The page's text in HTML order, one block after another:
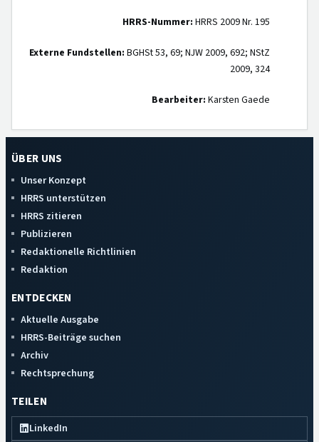
HRRS-Nummer: HRRS 2009 Nr. 195
Externe Fundstellen: BGHSt 53, 69; NJW 2009, 692; NStZ
2009, 324
Bearbeiter: Karsten Gaede
ÜBER UNS
Unser Konzept
HRRS unterstützen
HRRS zitieren
Publizieren
Redaktionelle Richtlinien
Redaktion
ENTDECKEN
Aktuelle Ausgabe
HRRS-Beiträge suchen
Archiv
Rechtsprechung
TEILEN
LinkedIn